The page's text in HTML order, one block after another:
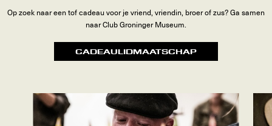
Op zoek naar een tof cadeau voor je vriend, vriendin, broer of zus? Ga samen
naar Club Groninger Museum.
CADEAULIDMAATSCHAP